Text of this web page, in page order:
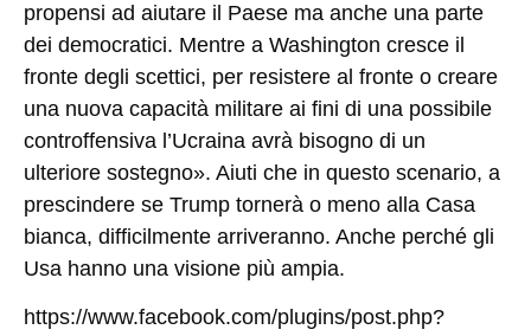
propensi ad aiutare il Paese ma anche una parte
dei democratici. Mentre a Washington cresce il
fronte degli scettici, per resistere al fronte o creare
una nuova capacità militare ai fini di una possibile
controffensiva l’Ucraina avrà bisogno di un
ulteriore sostegno». Aiuti che in questo scenario, a
prescindere se Trump tornerà o meno alla Casa
bianca, difficilmente arriveranno. Anche perché gli
Usa hanno una visione più ampia.
https://www.facebook.com/plugins/post.php?